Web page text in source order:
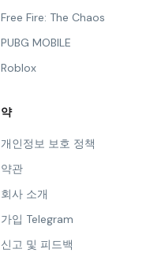
Free Fire: The Chaos
PUBG MOBILE
Roblox
약
개인정보 보호 정책
약관
회사 소개
가입 Telegram
신고 및 피드백